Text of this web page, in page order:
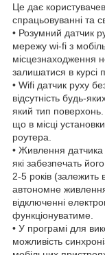
Це дає
спрацьовуванні та
• Розумний датчик
мережу wi-fi з
місцезнаходження
залишатися в курсі
• Wifi датчик руху
відсутність будь-
який тип
що в місці
роутера.
• Живлення датчика
які забезпечать
2-5 років (залежить
автономне
відключенні
функціонуватиме.
• У програмі для
можливість